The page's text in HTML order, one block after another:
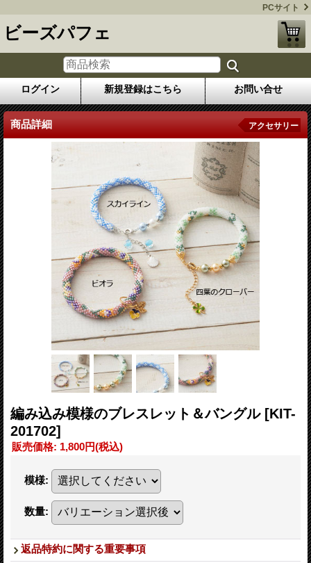
PCサイト
ビーズパフェ
ログイン 新規登録はこちら お問い合せ
商品詳細 アクセサリー
編み込み模様のブレスレット＆バングル [KIT-
201702]
販売価格: 1,800円(税込)
模様:
数量:
返品特約に関する重要事項